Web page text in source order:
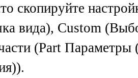
скопируйте
вида), Custom
(Part Параметры